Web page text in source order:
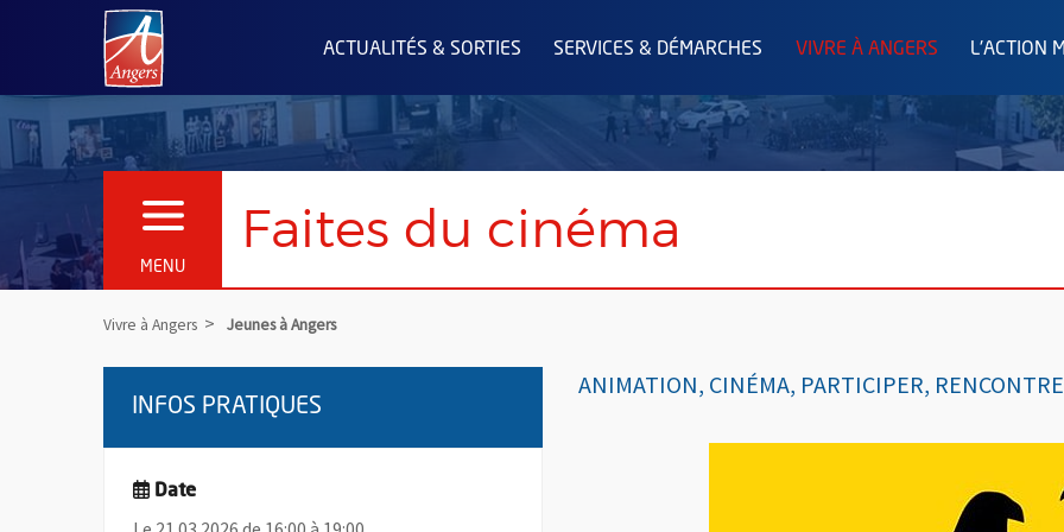
Angers.fr : Retour à l'accueil
ACTUALITÉS & SORTIES SERVICES & DÉMARCHES VIVRE À ANGERS L'ACTION
MENU
OUVRIR LE MENU Faites du cinéma
Vivre à Angers Jeunes à Angers
ANIMATION, CINÉMA, PARTICIPER, RENCONTRE
INFOS PRATIQUES
Date